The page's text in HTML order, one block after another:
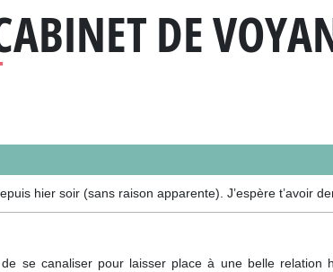
DE
hier soir (sans raison apparente). J’espère t’avoir
se canaliser pour laisser place à une belle relation